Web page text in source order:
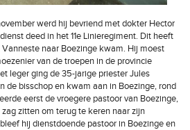
werd hij bevriend met dokter Hector
deed in het 11e Linieregiment. Dit heeft
naar Boezinge kwam. Hij moest
van de troepen in de provincie
leger ging de 35-jarige priester Jules
de bisschop en kwam aan in Boezinge, rond
eerst de vroegere pastoor van Boezinge,
zitten om terug te keren naar zijn
hij dienstdoende pastoor in Boezinge en